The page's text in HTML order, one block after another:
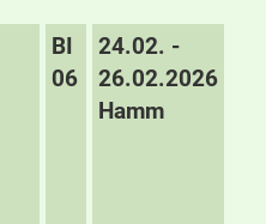
BI
06
24.02. -
26.02.2026
Hamm